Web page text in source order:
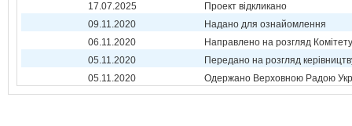
17.07.2025
Проект відкликано
09.11.2020
Надано для ознайомлення
06.11.2020
Направлено на розгляд Комітету
05.11.2020
Передано на розгляд
05.11.2020
Одержано Верховною Радою